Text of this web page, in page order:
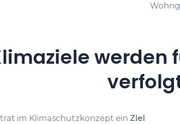
werden
im Klimaschutzkonzept ein Ziel